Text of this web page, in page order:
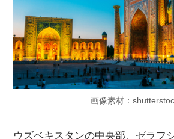
画像素材：
ウズベキスタンの中央部、ゼラフ